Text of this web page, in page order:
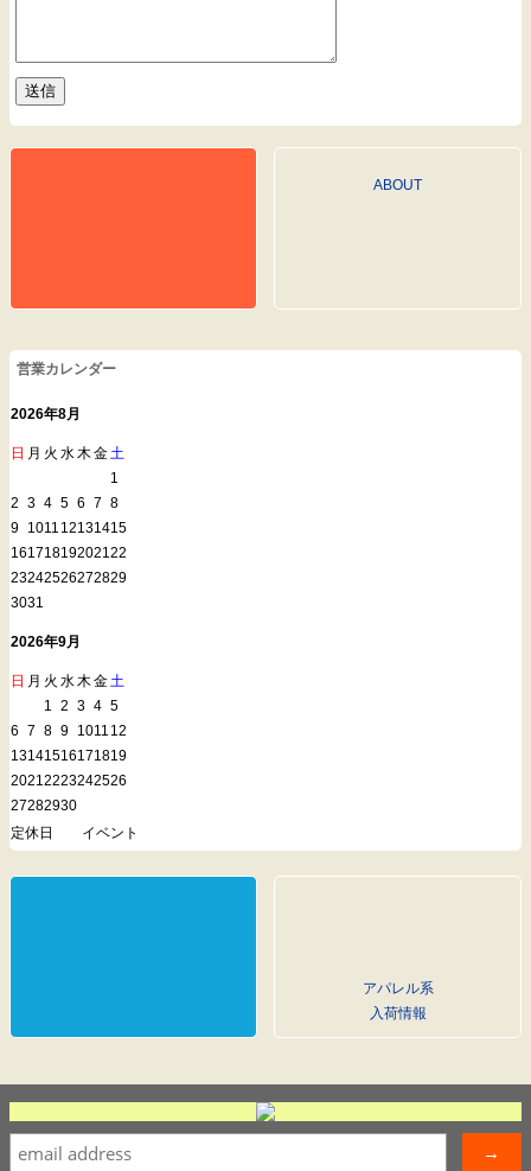
ABOUT
営業カレンダー
2026年8月
日 月 火 水木金土
1
2 3 4 5 6 7 8
9 1011 12131415
16171819202122
23242526272829
3031
2026年9月
日 月 火 水木金土
1 2 3 4 5
6 7 8 9 1011 12
13141516171819
20212223242526
27282930
定休日
イベント
アパレル系
入荷情報